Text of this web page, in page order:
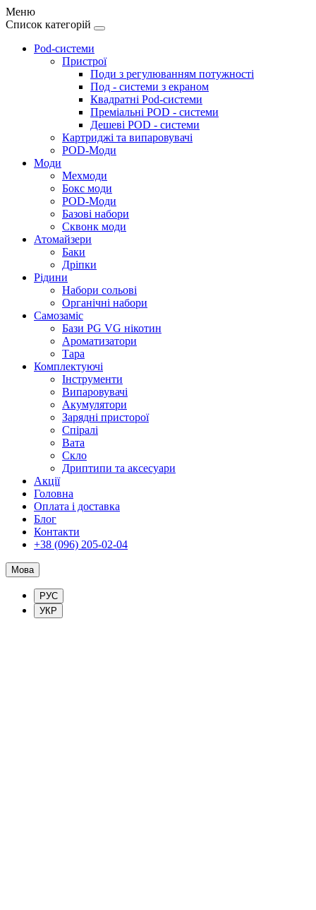
Меню
Список категорій
Pod-системи
Пристрої
Поди з регулюванням потужності
Под - системи з екраном
Квадратні Pod-системи
Преміальні POD - системи
Дешеві POD - системи
Картриджі та випаровувачі
POD-Моди
Моди
Мехмоди
Бокс моди
POD-Моди
Базові набори
Сквонк моди
Атомайзери
Баки
Дріпки
Рідини
Набори сольові
Органічні набори
Самозаміс
Бази PG VG нікотин
Ароматизатори
Тара
Комплектуючі
Інструменти
Випаровувачі
Акумулятори
Зарядні присторої
Спіралі
Вата
Скло
Дриптипи та аксесуари
Акції
Головна
Оплата і доставка
Блог
Контакти
+38 (096) 205-02-04
Мова
РУС
УКР